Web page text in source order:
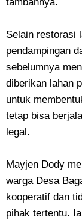
tambahnya.
Selain restorasi
pendampingan
sebelumnya
diberikan lahan
untuk
tetap bisa
legal.
Mayjen Dody
warga Desa
kooperatif dan
pihak tertentu.